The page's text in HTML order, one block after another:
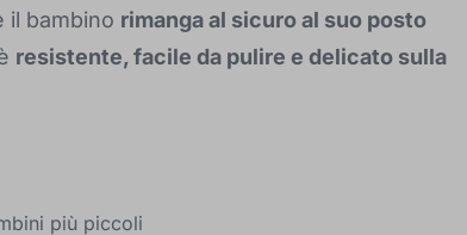
il bambino rimanga al sicuro al suo posto
resistente, facile da pulire e delicato sulla
più piccoli